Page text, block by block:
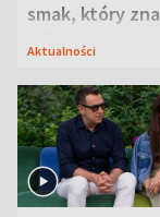
smak, który zna
Lubelszczyzna
Aktualności